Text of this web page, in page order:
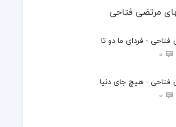
من از دستِ تو و دنیا دلگیرم
  آره می رم
مرتضی فتاحی
- فردای ما دو تا
0
فتاحی - هیچ جای دنیا
0